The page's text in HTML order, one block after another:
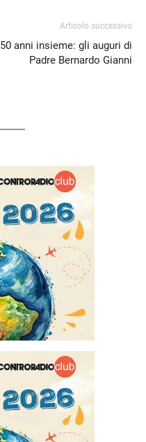
Articolo successivo
50 anni insieme: gli auguri di
Padre Bernardo Gianni